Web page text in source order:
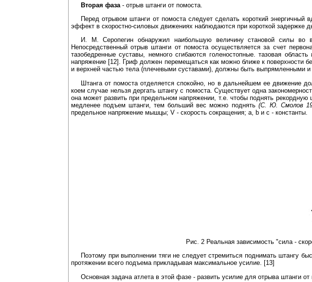
Вторая фаза - отрыв штанги от помоста.
Перед отрывом штанги от помоста следует сделать короткий
эффект в скоростно-силовых движениях наблюдаются при короткой задержке
И. М. Серопегин обнаружил наибольшую величину становой силы во
Непосредственный отрыв штанги от помоста осуществляется за счет
тазобедренные суставы, немного сгибаются голеностопные. тазовая
напряжение [12]. Гриф должен перемещаться как можно ближе к поверхности
и верхней частью тела (плечевыми суставами), должны быть выпрямленными и
Штанга от помоста отделяется спокойно, но в дальнейшем ее движение
коем случае нельзя дергать штангу с помоста. Существует одна
она может развить при предельном напряжении, т.е. чтобы поднять
медленее подъем штанги, тем больший вес можно поднять (С. Ю. Смолов
предельное напряжение мышцы; V - скорость сокращения; а, b и с - константы.
Рис. 2 Реальная зависимость "сила -
Поэтому при выполнении тяги не следует стремиться поднимать штангу
протяжении всего подъема прикладывая максимальное усилие. [13]
Основная задача атлета в этой фазе - развить усилие для отрыва штанги